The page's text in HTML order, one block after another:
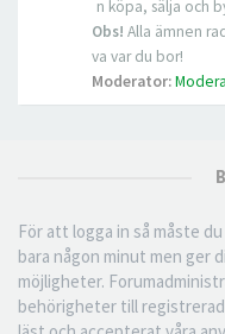
n köpa, sälja och
Obs! Alla ämnen
va var du bor!
Moderator:
För att logga in så måste
bara någon minut men ger
möjligheter.
behörigheter till